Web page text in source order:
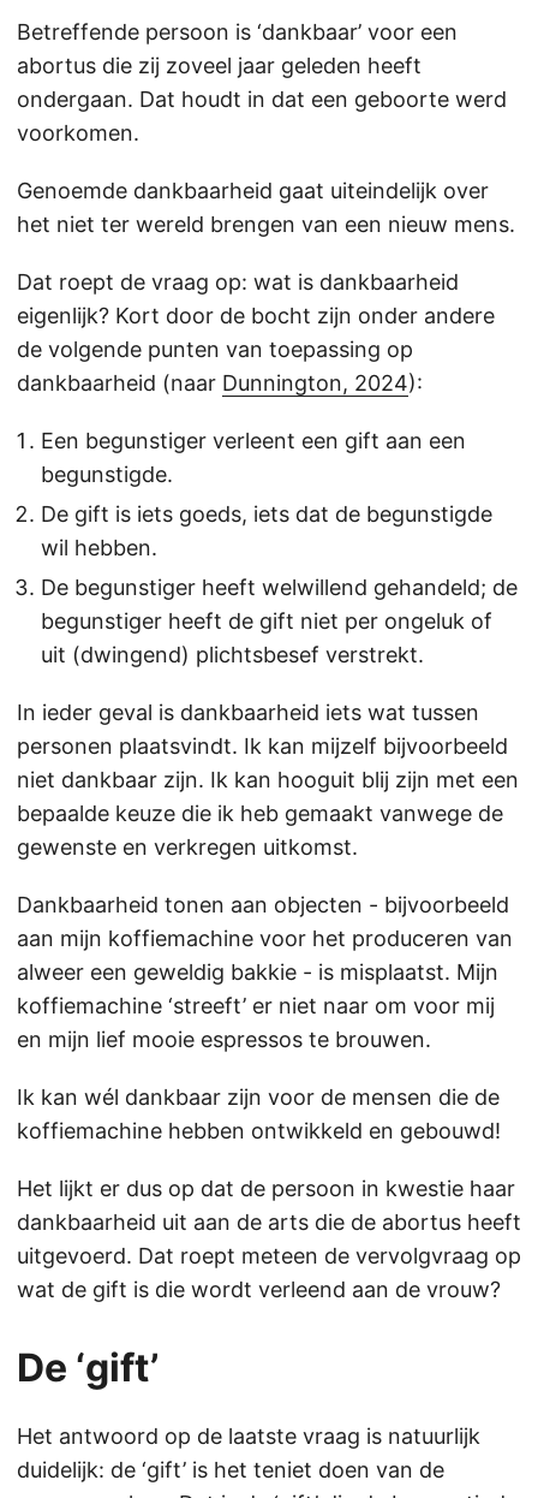
Betreffende persoon is ‘dankbaar’ voor een
abortus die zij zoveel jaar geleden heeft
ondergaan. Dat houdt in dat een geboorte werd
voorkomen.
Genoemde dankbaarheid gaat uiteindelijk over
het niet ter wereld brengen van een nieuw mens.
Dat roept de vraag op: wat is dankbaarheid
eigenlijk? Kort door de bocht zijn onder andere
de volgende punten van toepassing op
dankbaarheid (naar Dunnington, 2024):
Een begunstiger verleent een gift aan een
begunstigde.
De gift is iets goeds, iets dat de begunstigde
wil hebben.
De begunstiger heeft welwillend gehandeld; de
begunstiger heeft de gift niet per ongeluk of
uit (dwingend) plichtsbesef verstrekt.
In ieder geval is dankbaarheid iets wat tussen
personen plaatsvindt. Ik kan mijzelf bijvoorbeeld
niet dankbaar zijn. Ik kan hooguit blij zijn met een
bepaalde keuze die ik heb gemaakt vanwege de
gewenste en verkregen uitkomst.
Dankbaarheid tonen aan objecten - bijvoorbeeld
aan mijn koffiemachine voor het produceren van
alweer een geweldig bakkie - is misplaatst. Mijn
koffiemachine ‘streeft’ er niet naar om voor mij
en mijn lief mooie espressos te brouwen.
Ik kan wél dankbaar zijn voor de mensen die de
koffiemachine hebben ontwikkeld en gebouwd!
Het lijkt er dus op dat de persoon in kwestie haar
dankbaarheid uit aan de arts die de abortus heeft
uitgevoerd. Dat roept meteen de vervolgvraag op
wat de gift is die wordt verleend aan de vrouw?
De ‘gift’
Het antwoord op de laatste vraag is natuurlijk
duidelijk: de ‘gift’ is het teniet doen van de